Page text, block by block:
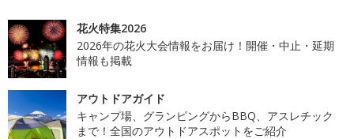
花火特集2026
2026年の花火大会情報をお届け！開催・中止・延期
情報も掲載
アウトドアガイド
キャンプ場、グランピングからBBQ、アスレチック
まで！全国のアウトドアスポットをご紹介